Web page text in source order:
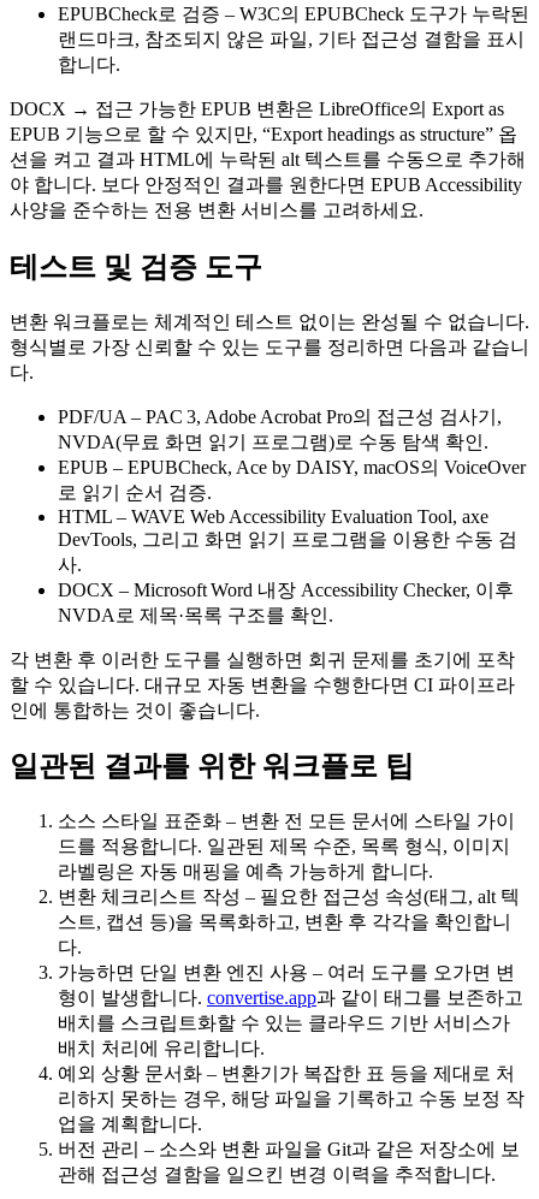
EPUBCheck로 검증 – W3C의 EPUBCheck 도구가 누락된
랜드마크, 참조되지 않은 파일, 기타 접근성 결함을 표시
합니다.
DOCX → 접근 가능한 EPUB 변환은 LibreOffice의 Export as
EPUB 기능으로 할 수 있지만, “Export headings as structure” 옵
션을 켜고 결과 HTML에 누락된 alt 텍스트를 수동으로 추가해
야 합니다. 보다 안정적인 결과를 원한다면 EPUB Accessibility
사양을 준수하는 전용 변환 서비스를 고려하세요.
테스트 및 검증 도구
변환 워크플로는 체계적인 테스트 없이는 완성될 수 없습니다.
형식별로 가장 신뢰할 수 있는 도구를 정리하면 다음과 같습니
다.
PDF/UA – PAC 3, Adobe Acrobat Pro의 접근성 검사기,
NVDA(무료 화면 읽기 프로그램)로 수동 탐색 확인.
EPUB – EPUBCheck, Ace by DAISY, macOS의 VoiceOver
로 읽기 순서 검증.
HTML – WAVE Web Accessibility Evaluation Tool, axe
DevTools, 그리고 화면 읽기 프로그램을 이용한 수동 검
사.
DOCX – Microsoft Word 내장 Accessibility Checker, 이후
NVDA 로 제목·목록 구조를 확인.
각 변환 후 이러한 도구를 실행하면 회귀 문제를 초기에 포착
할 수 있습니다. 대규모 자동 변환을 수행한다면 CI 파이프라
인에 통합하는 것이 좋습니다.
일관된 결과를 위한 워크플로 팁
소스 스타일 표준화 – 변환 전 모든 문서에 스타일 가이
드를 적용합니다. 일관된 제목 수준, 목록 형식, 이미지
라벨링은 자동 매핑을 예측 가능하게 합니다.
변환 체크리스트 작성 – 필요한 접근성 속성(태그, alt 텍
스트, 캡션 등)을 목록화하고, 변환 후 각각을 확인합니
다.
가능하면 단일 변환 엔진 사용 – 여러 도구를 오가면 변
형이 발생합니다. convertise.app과 같이 태그를 보존하고
배치를 스크립트화할 수 있는 클라우드 기반 서비스가
배치 처리에 유리합니다.
예외 상황 문서화 – 변환기가 복잡한 표 등을 제대로 처
리하지 못하는 경우, 해당 파일을 기록하고 수동 보정 작
업을 계획합니다.
버전 관리 – 소스와 변환 파일을 Git과 같은 저장소에 보
관해 접근성 결함을 일으킨 변경 이력을 추적합니다.